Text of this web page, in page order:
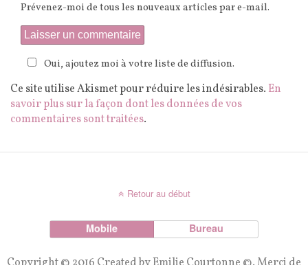
Prévenez-moi de tous les nouveaux articles par e-mail.
Oui, ajoutez moi à votre liste de diffusion.
Ce site utilise Akismet pour réduire les indésirables. En
savoir plus sur la façon dont les données de vos
commentaires sont traitées.
Retour au début
Mobile Bureau